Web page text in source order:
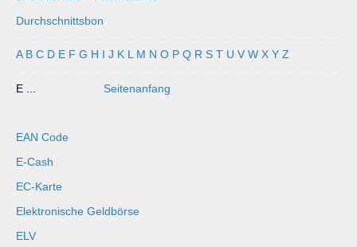
Durchschnittsbon
A B C D E F G H I J K L M N O P Q R S T U V W X Y Z
E ... Seitenanfang
EAN Code
E-Cash
EC-Karte
Elektronische Geldbörse
ELV